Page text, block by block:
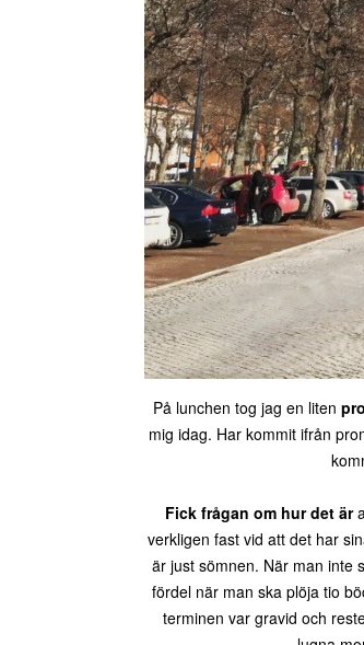
På lunchen tog jag en liten
mig idag. Har kommit ifrån
Fick frågan om hur det är
verkligen fast vid att det har
är just sömnen. När man inte
fördel när man ska plöja tio
terminen var gravid och